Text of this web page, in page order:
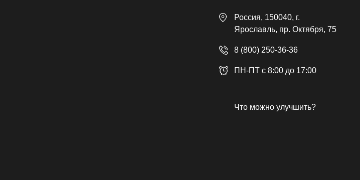
Россия, 150040, г.
Ярославль, пр. Октября, 75
8 (800) 250-36-36
ПН-ПТ с 8:00 до 17:00
Что можно улучшить?